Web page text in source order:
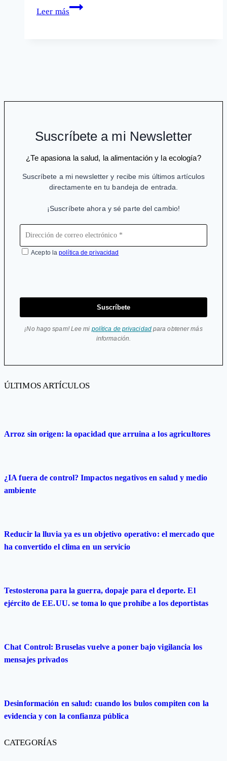
Leer más
Avandia:
Suscríbete a mi Newsletter
¿Te apasiona la salud, la alimentación y la ecología?
Suscríbete a mi newsletter y recibe mis últimos artículos
directamente en tu bandeja de entrada.
¡Suscríbete ahora y sé parte del cambio!
Acepto lapolítica de privacidad
Suscríbete
¡No hago spam! Lee mi política de privacidadpara obtener más
información.
ÚLTIMOS ARTÍCULOS
Arroz sin origen: la opacidad que arruina a los agricultores
¿IA fuera de control? Impactos negativos en salud y medio
ambiente
Reducir la lluvia ya es un objetivo operativo: el mercado que
ha convertido el clima en un servicio
Testosterona para la guerra, dopaje para el deporte. El
ejército de EE.UU. se toma lo que prohíbe a los deportistas
Chat Control: Bruselas vuelve a poner bajo vigilancia los
mensajes privados
Desinformación en salud: cuando los bulos compiten con la
evidencia y con la confianza pública
CATEGORÍAS